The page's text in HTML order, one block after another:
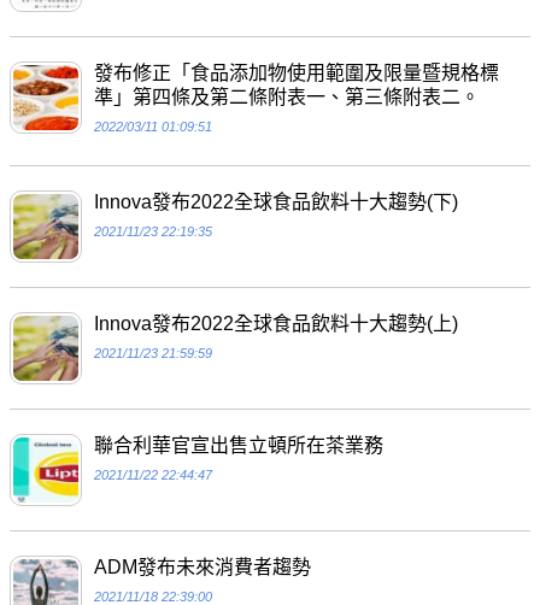
發布修正「食品添加物使用範圍及限量暨規格標
準」第四條及第二條附表一、第三條附表二。
2022/03/11 01:09:51
Innova發布2022全球食品飲料十大趨勢(下)
2021/11/23 22:19:35
Innova發布2022全球食品飲料十大趨勢(上)
2021/11/23 21:59:59
聯合利華官宣出售立頓所在茶業務
2021/11/22 22:44:47
ADM發布未來消費者趨勢
2021/11/18 22:39:00